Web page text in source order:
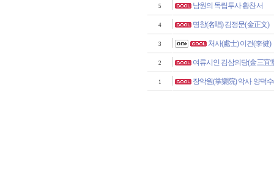
5 남원의 독립투사 황찬서
4 명창(名唱) 김정문(金正文)
3 처사(處士) 이건(李健)
2 여류시인 김삼의당(金三宜
1 장악원(掌樂院) 악사 양덕